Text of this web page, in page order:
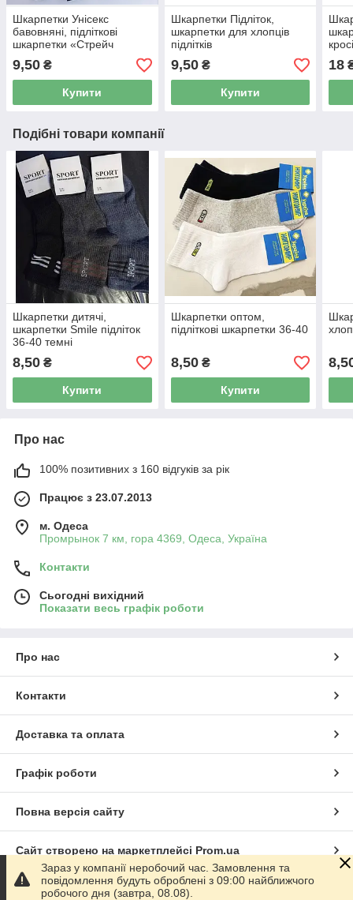
Шкарпетки Унісекс
бавовняні, підліткові
шкарпетки «Стрейч
Україна»
9,50 ₴
Купити
Шкарпетки Підліток,
шкарпетки для хлопців
підлітків
9,50₴
Купити
18
Подібні товари компанії
Шкарпетки дитячі,
шкарпетки Smile підліток
36-40 темні
8,50 ₴
Купити
Шкарпетки оптом,
підліткові шкарпетки 36-40
8,50₴
Купити
Про нас
100% позитивних з 160 відгуків за рік
Працює з 23.07.2013
м. Одеса
Промрынок 7 км, гора 4369, Одеса, Україна
Контакти
Сьогодні вихідний
Показати весь графік роботи
Про нас
Контакти
Доставка та оплата
Графік роботи
Повна версія сайту
Сайт створено на маркетплейсі Prom.ua
Політика конфіденційності
Зараз у компанії неробочий час. Замовлення та
повідомлення будуть оброблені з 09:00 найближчого
робочого дня (завтра, 08.08).